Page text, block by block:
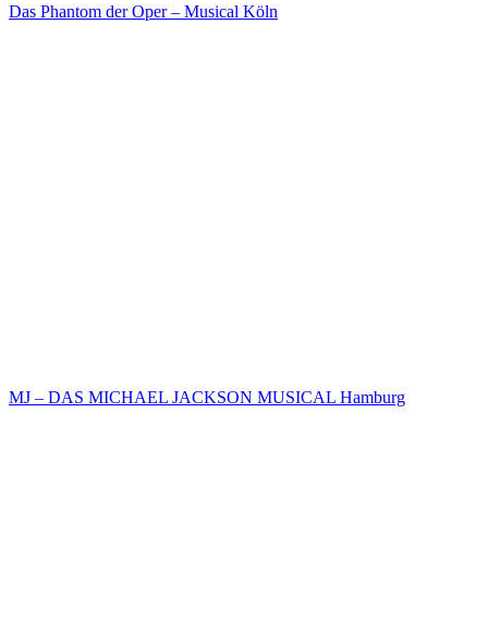
Das Phantom der Oper – Musical Köln
MJ – DAS MICHAEL JACKSON MUSICAL Hamburg